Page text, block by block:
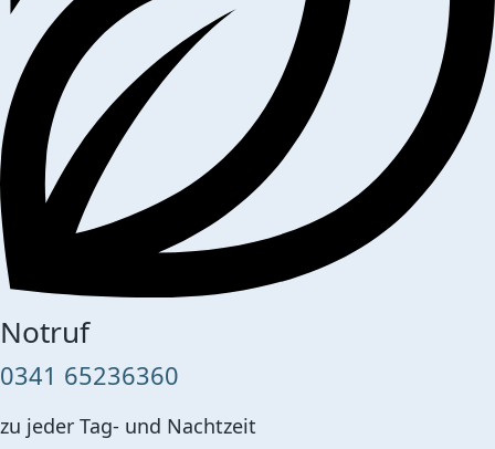
Notruf
0341 65236360
zu jeder Tag- und Nachtzeit